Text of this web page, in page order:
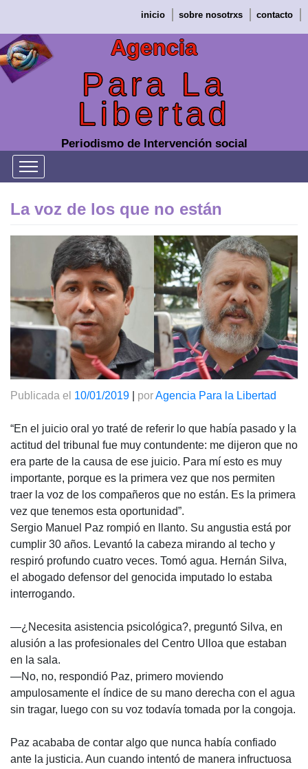
contenido
inicio sobre nosotrxs contacto
Agencia
Para La
Libertad
Periodismo de Intervención social
La voz de los que no están
Publicada el 10/01/2019 porAgencia Para la Libertad
“En el juicio oral yo traté de referir lo que había pasado y la
actitud del tribunal fue muy contundente: me dijeron que no
era parte de la causa de ese juicio. Para mí esto es muy
importante, porque es la primera vez que nos permiten
traer la voz de los compañeros que no están. Es la primera
vez que tenemos esta oportunidad”.
Sergio Manuel Paz rompió en llanto. Su angustia está por
cumplir 30 años. Levantó la cabeza mirando al techo y
respiró profundo cuatro veces. Tomó agua. Hernán Silva,
el abogado defensor del genocida imputado lo estaba
interrogando.
—¿Necesita asistencia psicológica?, preguntó Silva, en
alusión a las profesionales del Centro Ulloa que estaban
en la sala.
—No, no, respondió Paz, primero moviendo
ampulosamente el índice de su mano derecha con el agua
sin tragar, luego con su voz todavía tomada por la congoja.
Paz acababa de contar algo que nunca había confiado
ante la justicia. Aun cuando intentó de manera infructuosa